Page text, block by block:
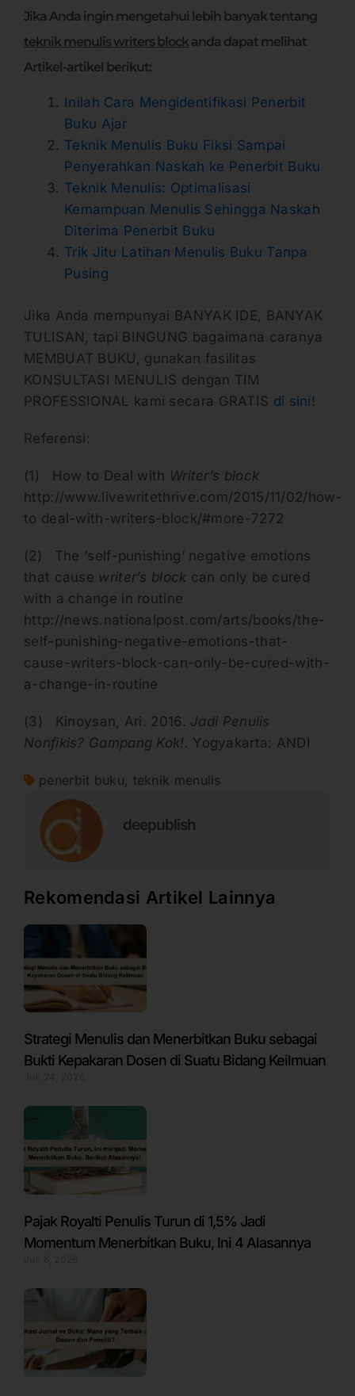
Jika Anda ingin mengetahui lebih banyak tentang
teknik menulis writers blockanda dapat melihat
Artikel-artikel berikut:
Inilah Cara Mengidentifikasi Penerbit
Buku Ajar
Teknik Menulis Buku Fiksi Sampai
Penyerahkan Naskah ke Penerbit Buku
Teknik Menulis: Optimalisasi
Kemampuan Menulis Sehingga Naskah
Diterima Penerbit Buku
Trik Jitu Latihan Menulis Buku Tanpa
Pusing
Jika Anda mempunyai BANYAK IDE, BANYAK
TULISAN, tapi BINGUNG bagaimana caranya
MEMBUAT BUKU, gunakan fasilitas
KONSULTASI MENULIS dengan TIM
PROFESSIONAL kami secara GRATIS di sini !
Referensi:
(1) How to Deal with Writer’s block
http://www.livewritethrive.com/2015/11/02/how-
to deal-with-writers-block/#more-7272
(2) The ‘self-punishing’ negative emotions
that cause writer’s block can only be cured
with a change in routine
http://news.nationalpost.com/arts/books/the-
self-punishing-negative-emotions-that-
cause-writers-block-can-only-be-cured-with-
a-change-in-routine
(3) Kinoysan, Ari. 2016. Jadi Penulis
Nonfikis? Gampang Kok!. Yogyakarta: ANDI
penerbit buku teknik menulis
deepublish
Rekomendasi Artikel Lainnya
Strategi Menulis dan Menerbitkan Buku sebagai
Bukti Kepakaran Dosen di Suatu Bidang Keilmuan
Pajak Royalti Penulis Turun di 1,5% Jadi
Momentum Menerbitkan Buku, Ini 4 Alasannya